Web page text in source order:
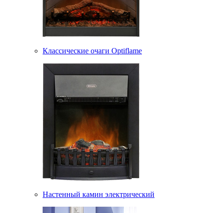
Классические очаги Optiflame
Настенный камин электрический